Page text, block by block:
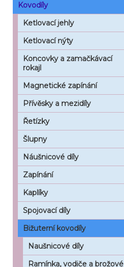
Kovodíly
Ketlovací jehly
Ketlovací nýty
Koncovky a zamačkávací
rokajl
Magnetické zapínání
Přívěsky a mezidíly
Řetízky
Šlupny
Náušnicové díly
Zapínání
Kaplíky
Spojovací díly
Bižuterní kovodíly
Naušnicové díly
Ramínka, vodiče a brožové